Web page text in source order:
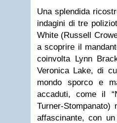
Una splendida
indagini di tre
White (Russell
a scoprire il
coinvolta Lynn
Veronica Lake, di
mondo sporco e
accaduti, come il
Turner-
affascinante, con